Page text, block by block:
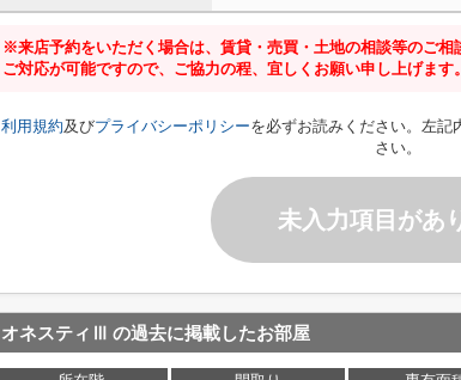
※来店予約をいただく場合は、賃貸・売買・土地の相談等のご
ご対応が可能ですので、ご協力の程、宜しくお願い申し上げます。
利用規約及びプライバシーポリシーを必ずお読みください。左記
さい。
未入力項目があ
オネスティⅢ の過去に掲載したお部屋